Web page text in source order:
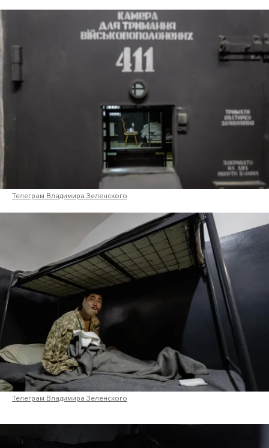
Телеграм Владимира Зеленского
Телеграм Владимира Зеленского